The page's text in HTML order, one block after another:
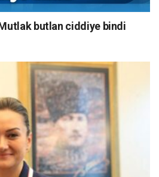
butlan ciddiye bindi